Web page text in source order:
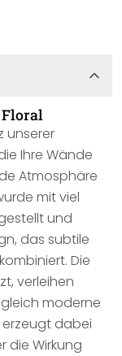
Floral
unserer
Ihre Wände
Atmosphäre
mit viel
und
das subtile
Die
verleihen
moderne
erzeugt dabei
die Wirkung